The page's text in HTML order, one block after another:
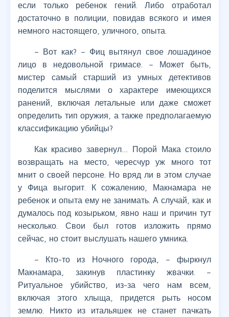
если только ребенок гений. Либо отработал
достаточно в полиции, повидав всякого и имея
немного настоящего, уличного, опыта.
– Вот как? – Фиц вытянул свое лошадиное
лицо в недовольной гримасе. – Может быть,
мистер самый старший из умных детективов
поделится мыслями о характере имеющихся
ранений, включая летальные или даже сможет
определить тип оружия, а также предполагаемую
классификацию убийцы?
Как красиво завернул… Порой Мака стоило
возвращать на место, чересчур уж много тот
мнит о своей персоне. Но вряд ли в этом случае
у Фица выгорит. К сожалению, Макнамара не
ребенок и опыта ему не занимать. А случай, как и
думалось под козырьком, явно наш и причин тут
несколько. Свои был готов изложить прямо
сейчас, но стоит выслушать нашего умника.
– Кто-то из Ночного города, – фыркнул
Макнамара, закинув пластинку жвачки. –
Ритуальное убийство, из-за чего нам всем,
включая этого хлыща, придется рыть носом
землю. Никто из итальяшек не станет пачкать